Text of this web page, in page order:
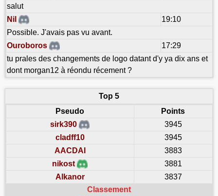
salut
Nil
19:10
Possible. J'avais pas vu avant.
Ouroboros
17:29
tu prales des changements de logo datant d'y ya dix ans et
dont morgan12 à réondu récement ?
Top 5
Pseudo
Points
sirk390
3945
cladff10
3945
AACDAI
3883
nikost
3881
Alkanor
3837
Classement